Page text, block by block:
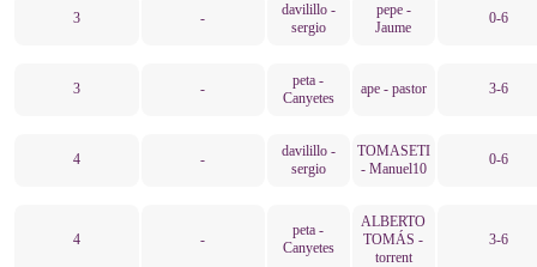
3 -
davilillo -
sergio
pepe -
Jaume
0-6
3 -
peta -
Canyetes
ape - pastor 3-6
4 -
davilillo -
sergio
TOMASETI
- Manuel10
0-6
4 -
peta -
Canyetes
ALBERTO
TOMÁS -
torrent
3-6